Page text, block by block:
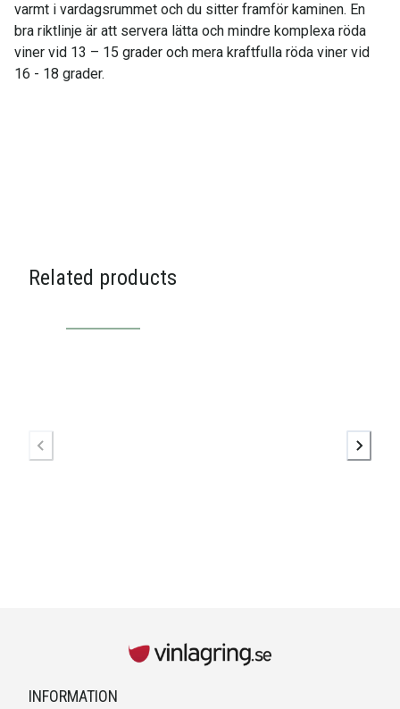
varmt i vardagsrummet och du sitter framför kaminen. En
bra riktlinje är att servera lätta och mindre komplexa röda
viner vid 13 – 15 grader och mera kraftfulla röda viner vid
16 - 18 grader.
Related products
INFORMATION